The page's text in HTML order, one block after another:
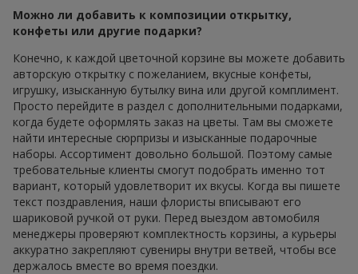
Можно ли добавить к композиции открытку,
конфеты или другие подарки?
Конечно, к каждой цветочной корзине вы можете добавить
авторскую открытку с пожеланием, вкусные конфеты,
игрушку, изысканную бутылку вина или другой комплимент.
Просто перейдите в раздел с дополнительными подарками,
когда будете оформлять заказ на цветы. Там вы сможете
найти интересные сюрпризы и изысканные подарочные
наборы. Ассортимент довольно большой. Поэтому самые
требовательные клиенты смогут подобрать именно тот
вариант, который удовлетворит их вкусы. Когда вы пишете
текст поздравления, наши флористы вписывают его
шариковой ручкой от руки. Перед выездом автомобиля
менеджеры проверяют комплектность корзины, а курьеры
аккуратно закрепляют сувениры внутри ветвей, чтобы все
держалось вместе во время поездки.